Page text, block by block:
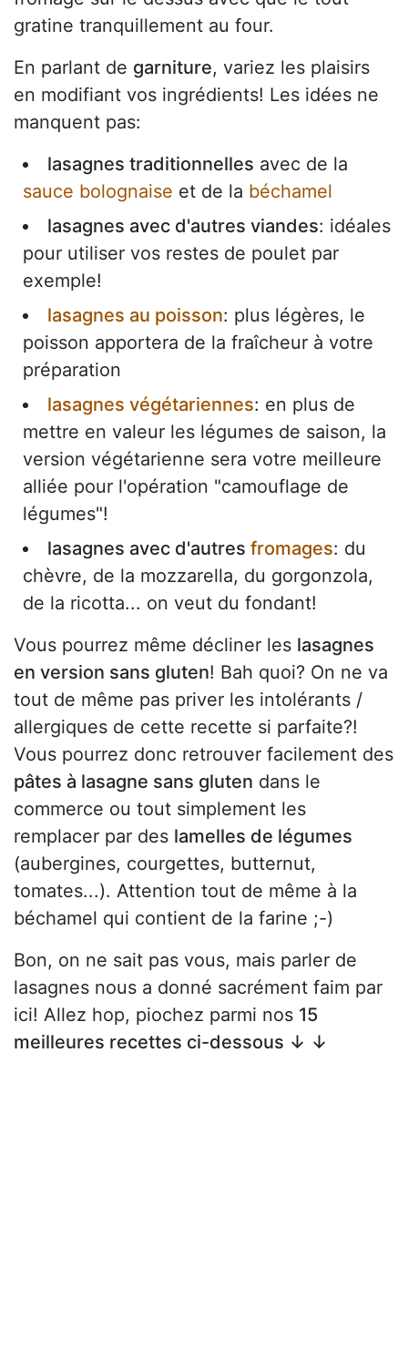
gratine tranquillement au four.
En parlant de garniture, variez les plaisirs
en modifiant vos ingrédients! Les idées ne
manquent pas:
lasagnes traditionnelles avec de la
sauce bolognaise et de la béchamel
lasagnes avec d'autres viandes: idéales
pour utiliser vos restes de poulet par
exemple!
lasagnes au poisson: plus légères, le
poisson apportera de la fraîcheur à votre
préparation
lasagnes végétariennes: en plus de
mettre en valeur les légumes de saison, la
version végétarienne sera votre meilleure
alliée pour l'opération "camouflage de
légumes"!
lasagnes avec d'autres fromages: du
chèvre, de la mozzarella, du gorgonzola,
de la ricotta... on veut du fondant!
Vous pourrez même décliner les lasagnes
en version sans gluten! Bah quoi? On ne va
tout de même pas priver les intolérants /
allergiques de cette recette si parfaite?!
Vous pourrez donc retrouver facilement des
pâtes à lasagne sans gluten dans le
commerce ou tout simplement les
remplacer par des lamelles de légumes
(aubergines, courgettes, butternut,
tomates...). Attention tout de même à la
béchamel qui contient de la farine ;-)
Bon, on ne sait pas vous, mais parler de
lasagnes nous a donné sacrément faim par
ici! Allez hop, piochez parmi nos 15
meilleures recettes ci-dessous ↓ ↓